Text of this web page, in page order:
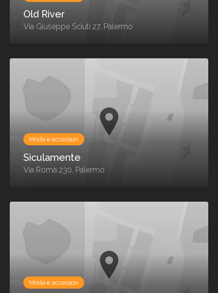
Old River
Via Giuseppe Sciuti 27, Palermo
Moda e accessori
Siculamente
Via Roma 230, Palermo
Moda e accessori